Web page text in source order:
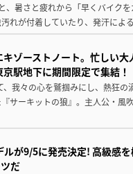
暑さと疲れから「早くバイク
れが付着していたり、発汗に
ゾーストノート。忙しい
駅地下に期間限定で集結！
我々の心を鷲掴みにし、熱狂の
サーキットの狼』。主人公・風
ルが9/5に発売決定! 高級感
だ